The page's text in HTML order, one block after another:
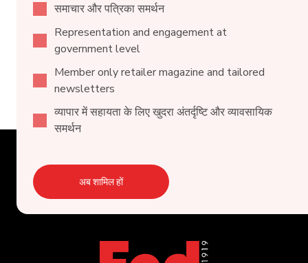
समाचार और पत्रिका समर्थन
Representation and engagement at
government level
Member only retailer magazine and tailored
newsletters
व्यापार में सहायता के लिए खुदरा अंतर्दृष्टि और व्यावसायिक
समर्थन
अब शामिल हों